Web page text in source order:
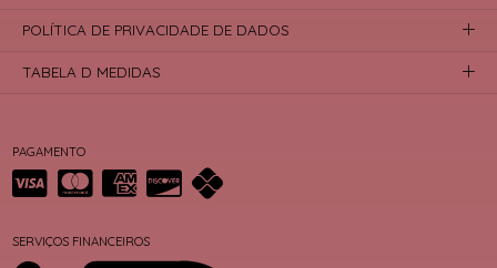
PAGAMENTO
SERVIÇOS FINANCEIROS
POLÍTICA DE PRIVACIDADE DE DADOS
TABELA D MEDIDAS